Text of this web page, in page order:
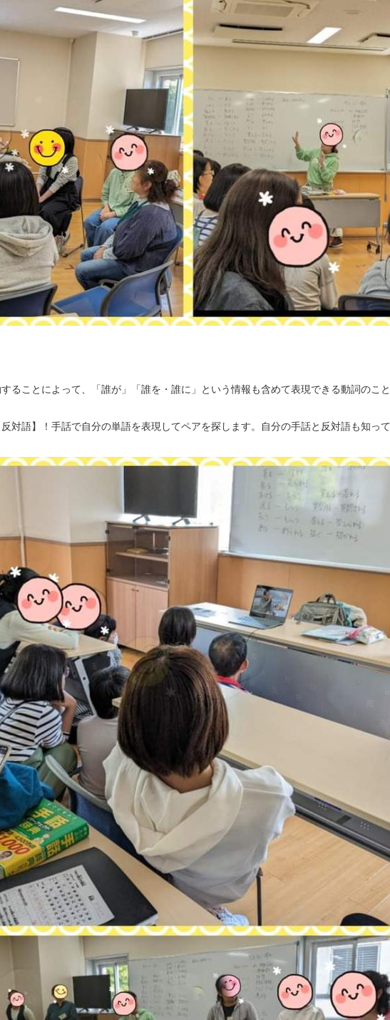
ることによって、「誰が」「誰を・誰に」という情報も含めて表現できる動詞のこ
対語】！手話で自分の単語を表現してペアを探します。自分の手話と反対語も知っ